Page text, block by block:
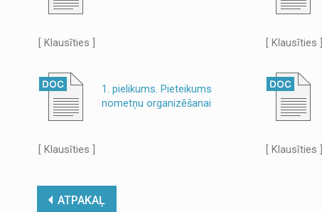
[ Klausīties ] [ Klausīties ]
1. pielikums. Pieteikums
nometņu organizēšanai
[ Klausīties ] [ Klausīties ]
ATPAKAĻ